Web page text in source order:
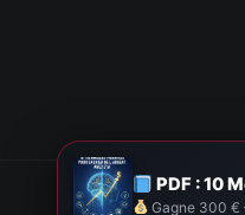
PDF : 10
Gagne 300 €